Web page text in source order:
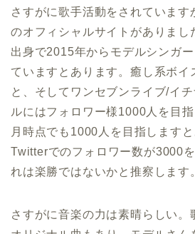
さすがに歌手活動をされていま
のオフィシャルサイトがありまし
出身で2015年からモデルシンガ
ていますとあります。癒し系ボイ
と、そしてワンセブンライブ/イ
ルにはフォロワー様1000人を目
月時点でも1000人を目指しますと
Twitterでのフォロワー数が3000
れは楽勝ではないかと推察します
さすがに音楽の力は素晴らしい